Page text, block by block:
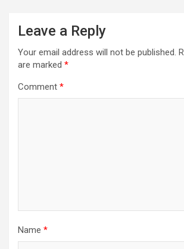
Leave a Reply
Your email address will not be published.
are marked *
Comment *
Name *